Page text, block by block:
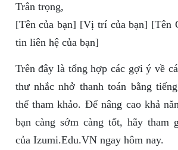
Trân trọng,
[Tên của bạn] [Vị trí của bạn] [Tên
tin liên hệ của bạn]
Trên đây là tổng hợp các gợi ý về
thư nhắc nhở thanh toán bằng
thể tham khảo. Để nâng cao khả
bạn càng sớm càng tốt, hãy tham
của Izumi.Edu.VN ngay hôm nay.